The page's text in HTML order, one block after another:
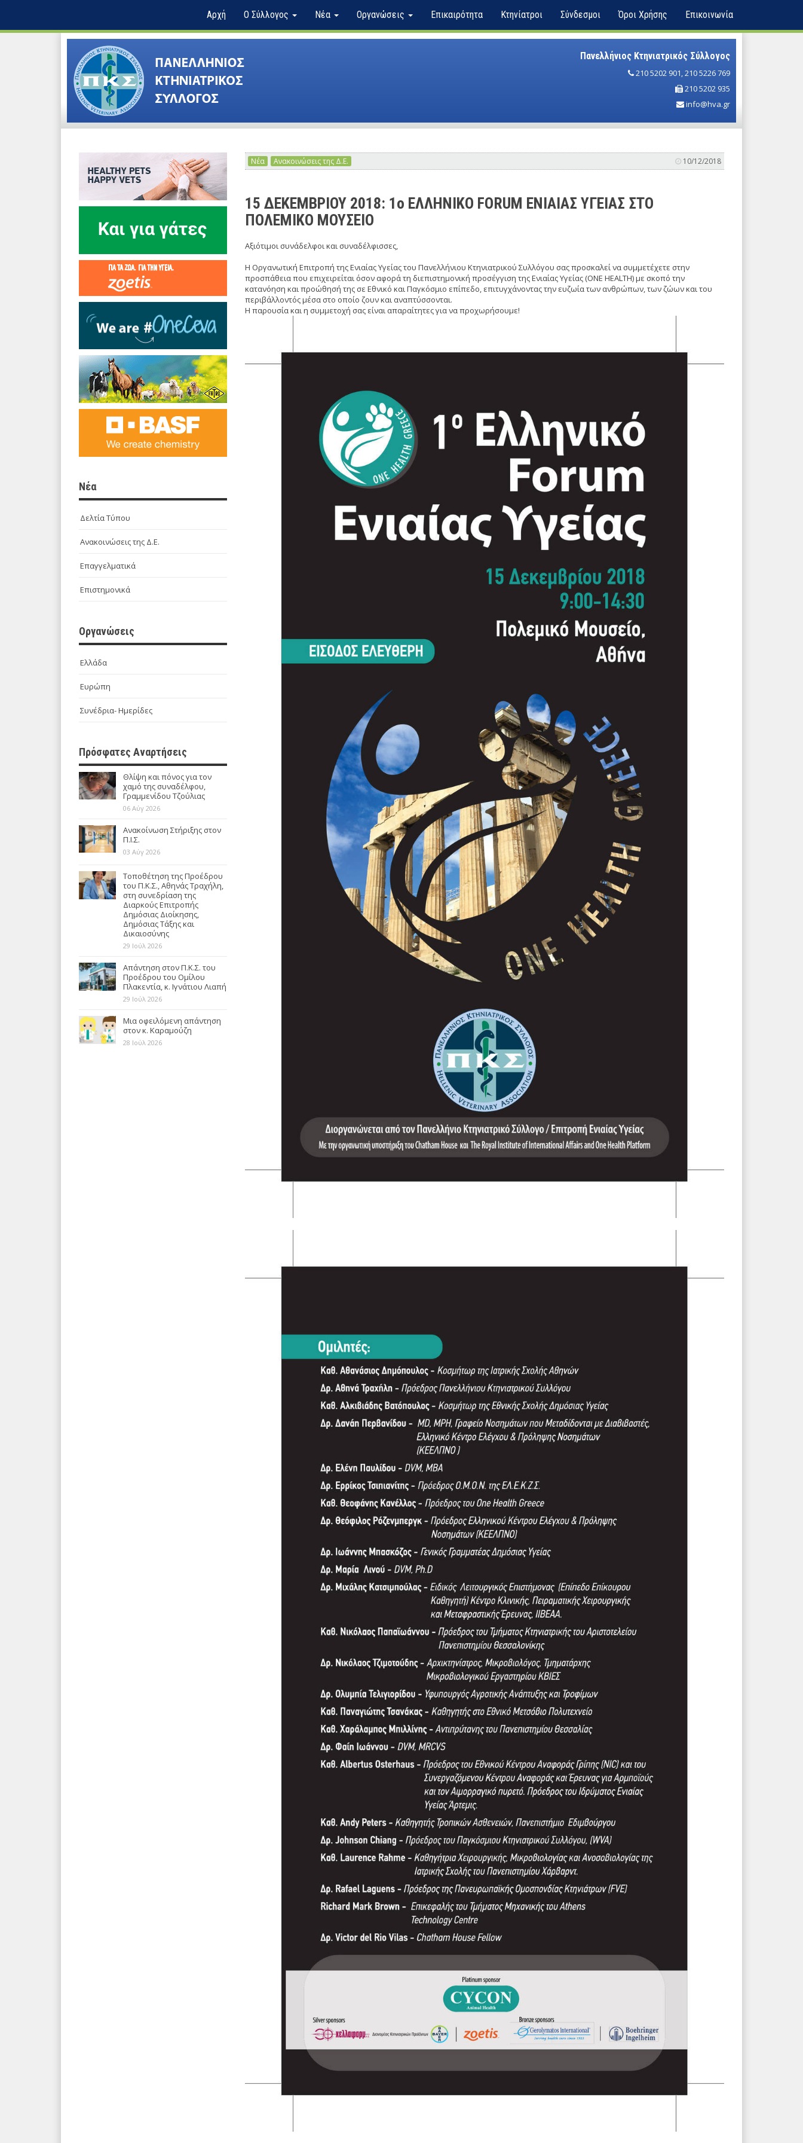
Αρχή Ο Σύλλογος Νέα Οργανώσεις Επικαιρότητα Κτηνίατροι Σύνδεσμοι Όροι Χρήσης Επικοινωνία
Πανελλήνιος Κτηνιατρικός Σύλλογος
210 5202 901,210 5226 769
210 5202 935
info@hva.gr
Νέα
Δελτία Τύπου
Ανακοινώσεις της Δ.Ε.
Επαγγελματικά
Επιστημονικά
Οργανώσεις
Ελλάδα
Ευρώπη
Συνέδρια- Ημερίδες
Πρόσφατες Αναρτήσεις
Θλίψη και πόνος για τον
χαμό της συναδέλφου,
Γραμμενίδου Τζούλιας
06 Αύγ 2026
Ανακοίνωση Στήριξης στον
Π.Ι.Σ.
03 Αύγ 2026
Τοποθέτηση της Προέδρου
του Π.Κ.Σ., Αθηνάς Τραχήλη,
στη συνεδρίαση της
Διαρκούς Επιτροπής
Δημόσιας Διοίκησης,
Δημόσιας Τάξης και
Δικαιοσύνης
29 Ιούλ 2026
Απάντηση στον Π.Κ.Σ. του
Προέδρου του Ομίλου
Πλακεντία, κ. Ιγνάτιου Λιαπή
29 Ιούλ 2026
Μια οφειλόμενη απάντηση
στον κ. Καραμούζη
28 Ιούλ 2026
Νέα Ανακοινώσεις της Δ.Ε. 10/12/2018
15 ΔΕΚΕΜΒΡΙΟΥ 2018: 1o ΕΛΛΗΝΙΚΟ FORUM ΕΝΙΑΙΑΣ ΥΓΕΙΑΣ ΣΤΟ
ΠΟΛΕΜΙΚΟ ΜΟΥΣΕΙΟ
Αξιότιμοι συνάδελφοι και συναδέλφισσες,
Η Οργανωτική Επιτροπή της Ενιαίας Υγείας του Πανελλήνιου Κτηνιατρικού Συλλόγου σας προσκαλεί να συμμετέχετε στην
προσπάθεια που επιχειρείται όσον αφορά τη διεπιστημονική προσέγγιση της Ενιαίας Υγείας (ONE HEALTH) με σκοπό την
κατανόηση και προώθησή της σε Εθνικό και Παγκόσμιο επίπεδο, επιτυγχάνοντας την ευζωία των ανθρώπων, των ζώων και του
περιβάλλοντός μέσα στο οποίο ζουν και αναπτύσσονται.
Η παρουσία και η συμμετοχή σας είναι απαραίτητες για να προχωρήσουμε!